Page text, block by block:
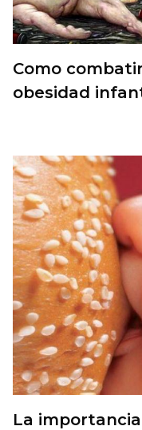
Como
obesidad
La